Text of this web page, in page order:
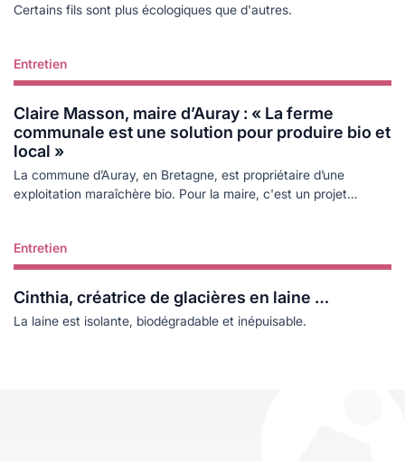
Certains fils sont plus écologiques que d'autres.
Entretien
Claire Masson, maire d’Auray : « La ferme
communale est une solution pour produire bio et
local »
La commune d’Auray, en Bretagne, est propriétaire d’une
exploitation maraîchère bio. Pour la maire, c'est un projet
Lire plus
Entretien
Cinthia, créatrice de glacières en laine …
La laine est isolante, biodégradable et inépuisable.
Lire plus